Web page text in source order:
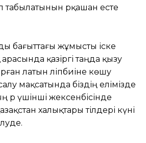
табылатынын әрқашан есте
бағыттағы жұмысты іске
қазіргі таңда қызу
латын әліпбиіне көшу
мақсатында біздің елімізде
үшінші жексенбісінде
халықтары тілдері күні